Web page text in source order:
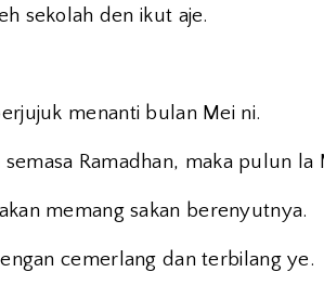
sekolah den ikut aje.
menanti bulan Mei ni.
Ramadhan, maka pulun la
memang sakan berenyutnya.
cemerlang dan terbilang ye.